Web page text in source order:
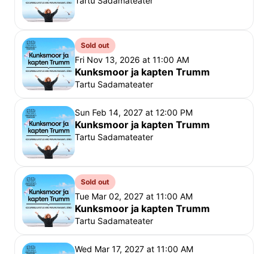
teater hilinemise tõttu kasutamata jäänud pileteid.
piletikontrolliks ja istekoha leidmiseks ning soovime
teile teatrielamust!
Rahvusteater Vanemuine
Sold out
Fri Nov 13, 2026 at 11:00 AM
Kunksmoor ja kapten Trumm
Tartu Sadamateater
Sun Feb 14, 2027 at 12:00 PM
Kunksmoor ja kapten Trumm
Tartu Sadamateater
Sold out
Tue Mar 02, 2027 at 11:00 AM
Kunksmoor ja kapten Trumm
Tartu Sadamateater
Wed Mar 17, 2027 at 11:00 AM